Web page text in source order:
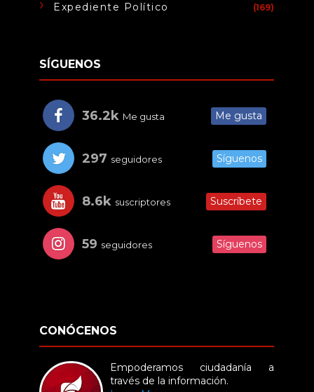
Expediente Político (169)
SÍGUENOS
36.2k Me gusta Me gusta
297 seguidores Síguenos
8.6k suscriptores Suscríbete
59 seguidores Síguenos
CONÓCENOS
Empoderamos ciudadanía a
través de la información.